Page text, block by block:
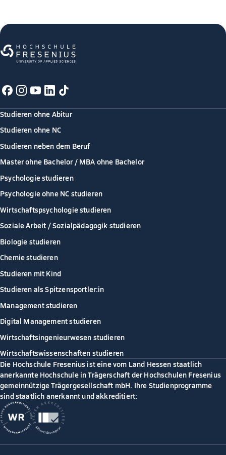
Studieren ohne Abitur
Studieren ohne NC
Studieren neben dem Beruf
Master ohne Bachelor / MBA ohne Bachelor
Psychologie studieren
Psychologie ohne NC studieren
Wirtschaftspsychologie studieren
Soziale Arbeit / Sozialpädagogik studieren
Biologie studieren
Chemie studieren
Studieren mit Kind
Studieren als Spitzensportler:in
Management studieren
Digital Management studieren
Wirtschaftsingenieurwesen studieren
Wirtschaftswissenschaften studieren
Die Hochschule Fresenius ist eine vom Land Hessen staatlich
anerkannte Hochschule in Trägerschaft der Hochschulen Fresenius
gemeinnützige Trägergesellschaft mbH. Ihre Studienprogramme
sind staatlich anerkannt und akkreditiert: